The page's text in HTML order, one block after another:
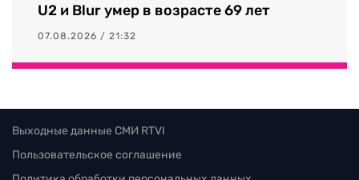
U2 и Blur умер в возрасте 69 лет
07.08.2026 / 21:32
Выходные данные СМИ RTVI
Пользовательское соглашение